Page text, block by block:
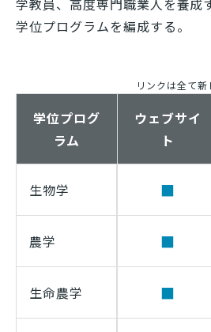
学教員、高度専門職業人を養成
学位プログラムを編成する。
リンクは全て
学位プログ
ラム
ウェブサイ
ト
生物学 ■
農学 ■
生命農学 ■